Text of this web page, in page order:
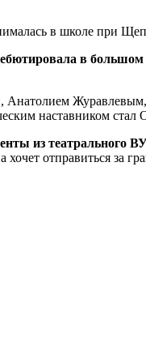
в школе при
в
наставником стал
из театрального
отправиться за